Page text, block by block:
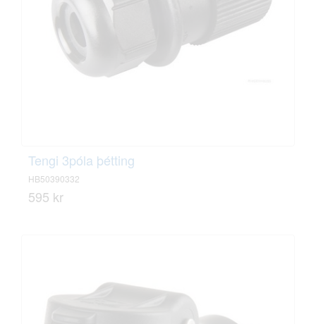
Tengi 3póla þétting
HB50390332
595 kr